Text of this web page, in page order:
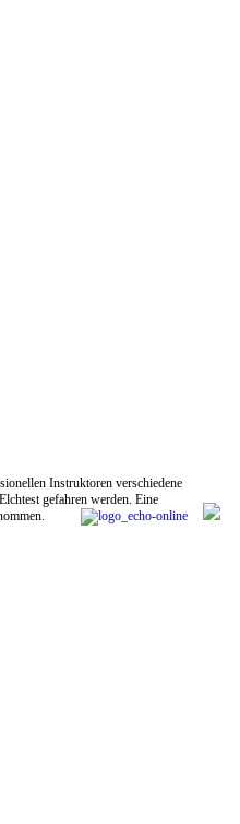
Instruktoren verschiedene
gefahren werden. Eine